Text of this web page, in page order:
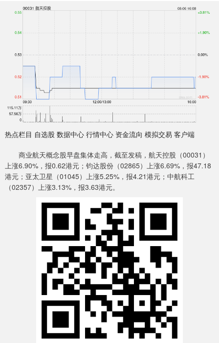
热点栏目 自选股 数据中心 行情中心 资金流向 模拟交易 客户端
商业航天概念股早盘集体走高，截至发稿，航天控股（00031）
上涨6.90%，报0.62港元；钧达股份（02865）上涨6.69%，报47.18
港元；亚太卫星（01045）上涨5.25%，报4.21港元；中航科工
（02357）上涨3.13%，报3.63港元。